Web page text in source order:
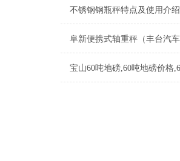
不锈钢钢瓶秤特点及使用介绍